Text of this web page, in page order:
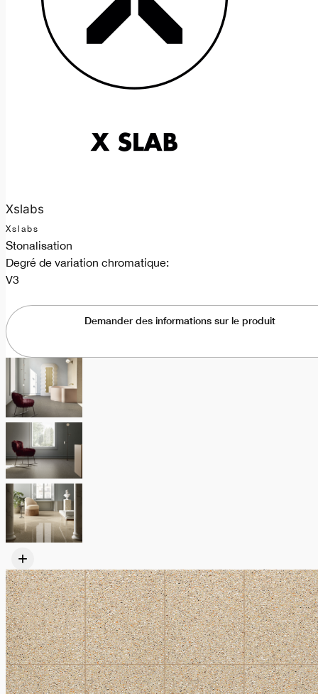
+
Xslabs
Xslabs
Stonalisation
Degré de variation chromatique:
V3
Demander des informations sur le produit